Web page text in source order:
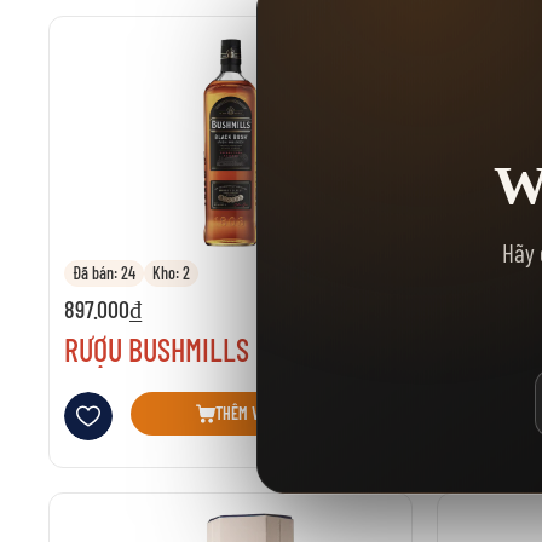
Đã bán: 24 Kho: 2
897.000₫
RƯỢU BUSHMILLS BLACK BUSH
Thêm vào danh sách yêu thích
THÊM VÀO GIỎ HÀNG
Thêm vào